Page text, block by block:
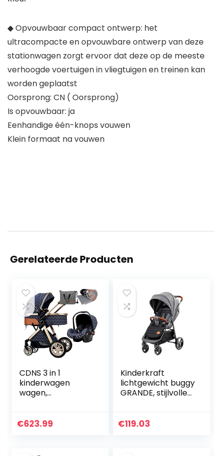
◆ Opvouwbaar compact ontwerp: het
ultracompacte en opvouwbare ontwerp van deze
stationwagen zorgt ervoor dat deze op de meeste
verhoogde voertuigen in vliegtuigen en treinen kan
worden geplaatst
Oorsprong: CN ( Oorsprong)
Is opvouwbaar: ja
Eenhandige één-knops vouwen
Klein formaat na vouwen
Gerelateerde Producten
CDNS 3 in 1
kinderwagen
wagen,
kinderwagen
€623.99
Kinderkraft
lichtgewicht buggy
GRANDE, stijlvolle
inklapbaar, met
€119.03